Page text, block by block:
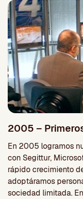
2005 –
En 2005 logramos
con Segittur,
rápido crecimiento
adoptáramos
sociedad limitada.